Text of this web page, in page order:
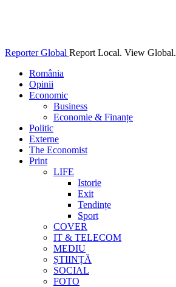
Reporter Global Report Local. View Global.
România
Opinii
Economic
Business
Economie & Finanțe
Politic
Externe
The Economist
Print
LIFE
Istorie
Exit
Tendințe
Sport
COVER
IT & TELECOM
MEDIU
ȘTIINȚĂ
SOCIAL
FOTO